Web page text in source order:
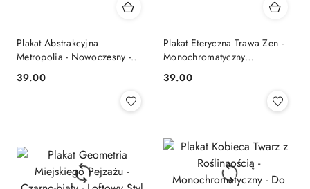
Plakat Abstrakcyjna
Metropolia - Nowoczesny -
Cena:
39.00
Plakat Eteryczna Trawa Zen -
Monochromatyczny
Cena:
39.00